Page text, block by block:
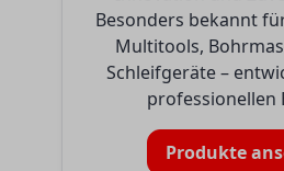
Besonders bekannt
Multitools,
Schleifgeräte –
professionellen
Produkte